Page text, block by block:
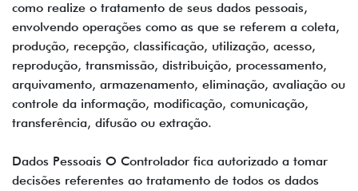
como realize o tratamento de seus dados pessoais,
envolvendo operações como as que se referem a coleta,
produção, recepção, classificação, utilização, acesso,
reprodução, transmissão, distribuição, processamento,
arquivamento, armazenamento, eliminação, avaliação ou
controle da informação, modificação, comunicação,
transferência, difusão ou extração.
Dados Pessoais O Controlador fica autorizado a tomar
decisões referentes ao tratamento de todos os dados